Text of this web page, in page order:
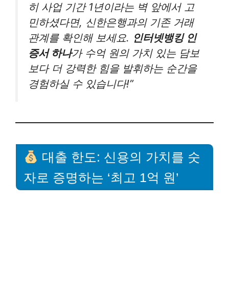
히 사업 기간 1년이라는 벽 앞에서 고
민하셨다면, 신한은행과의 기존 거래
관계를 확인해 보세요. 인터넷뱅킹 인
증서 하나가 수억 원의 가치 있는 담보
보다 더 강력한 힘을 발휘하는 순간을
경험하실 수 있습니다!”
대출 한도: 신용의 가치를 숫
자로 증명하는 ‘최고 1억 원’